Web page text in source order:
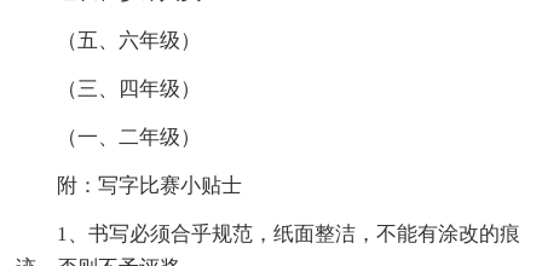
（五、六年级）
（三、四年级）
（一、二年级）
附：写字比赛小贴士
1、书写必须合乎规范，纸面整洁，不能有涂改的痕